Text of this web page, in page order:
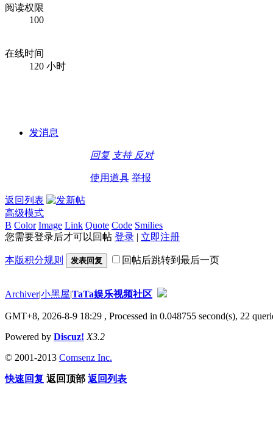
阅读权限
100
在线时间
120 小时
发消息
回复 支持 反对
使用道具 举报
返回列表
高级模式
B Color Image Link Quote Code Smilies
您需要登录后才可以回帖 登录 | 立即注册
本版积分规则 发表回复 回帖后跳转到最后一页
Archiver|小黑屋|TaTa娱乐视频社区
GMT+8, 2026-8-9 18:29 , Processed in 0.048755 second(s), 22
Powered by Discuz! X3.2
© 2001-2013 Comsenz Inc.
快速回复 返回顶部 返回列表